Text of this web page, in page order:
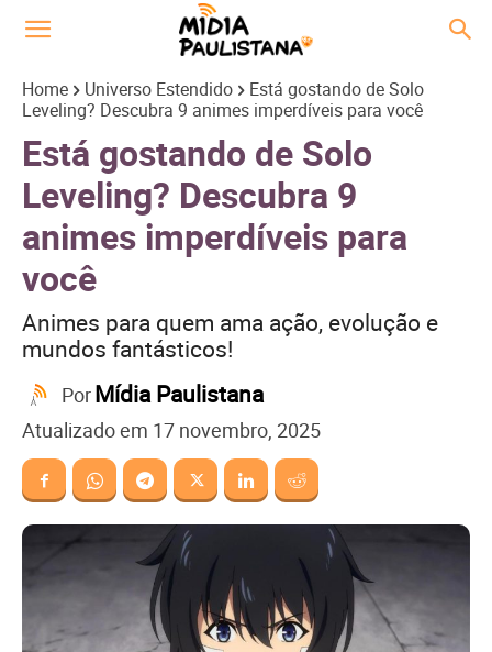
Home Universo Estendido
Está gostando de Solo
Leveling? Descubra 9 animes imperdíveis para você
Está gostando de Solo
Leveling? Descubra 9
animes imperdíveis para
você
Animes para quem ama ação, evolução e
mundos fantásticos!
PorMídia Paulistana
Atualizado em 17 novembro, 2025